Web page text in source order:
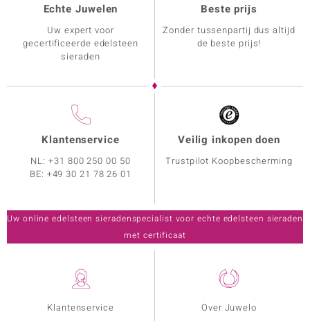
Klantenservice
Over Juwelo
Echte Juwelen
Uw expert voor
gecertificeerde edelsteen
sieraden
Beste prijs
Zonder tussenpartij dus altijd
de beste prijs!
Klantenservice
NL:+31 800 250 00 50
BE: +49 30 21 78 26 01
Veilig inkopen doen
Trustpilot Koopbescherming
Uw online edelsteen sieradenspecialist voor echte edelsteen sieraden
met certificaat